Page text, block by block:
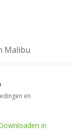
Malibu
en
in